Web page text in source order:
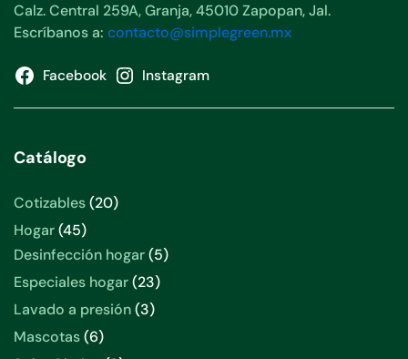
Calz. Central 259A, Granja, 45010 Zapopan, Jal.
Escríbanos a: contacto@simplegreen.mx
Facebook Instagram
Catálogo
Cotizables 2020
Hogar 4545
productos
Desinfección hogar 55
Especiales hogar 2323
productos
Lavado a presión 33
Mascotas 66